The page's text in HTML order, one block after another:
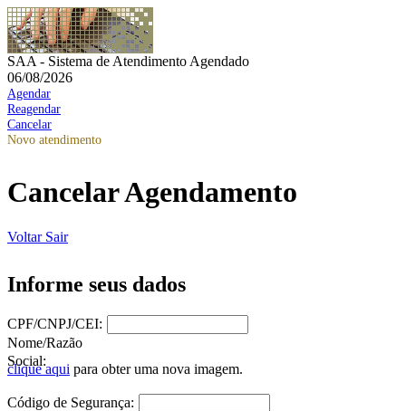
SAA - Sistema de Atendimento Agendado
06/08/2026
Agendar
Reagendar
Cancelar
Novo atendimento
Cancelar Agendamento
Voltar Sair
Informe seus dados
CPF/CNPJ/CEI:
Nome/Razão
Social:
clique aqui para obter uma nova imagem.
Código de Segurança: